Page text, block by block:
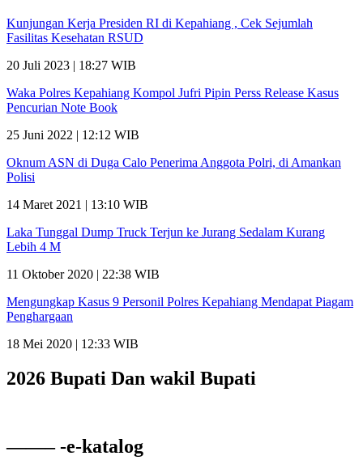
Kunjungan Kerja Presiden RI di Kepahiang , Cek Sejumlah
Fasilitas Kesehatan RSUD
20 Juli 2023 | 18:27 WIB
Waka Polres Kepahiang Kompol Jufri Pipin Perss Release Kasus
Pencurian Note Book
25 Juni 2022 | 12:12 WIB
Oknum ASN di Duga Calo Penerima Anggota Polri, di Amankan
Polisi
14 Maret 2021 | 13:10 WIB
Laka Tunggal Dump Truck Terjun ke Jurang Sedalam Kurang
Lebih 4 M
11 Oktober 2020 | 22:38 WIB
Mengungkap Kasus 9 Personil Polres Kepahiang Mendapat Piagam
Penghargaan
18 Mei 2020 | 12:33 WIB
2026 Bupati Dan wakil Bupati
——– -e-katalog